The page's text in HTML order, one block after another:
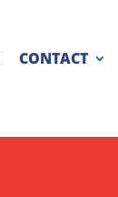
CONTACT